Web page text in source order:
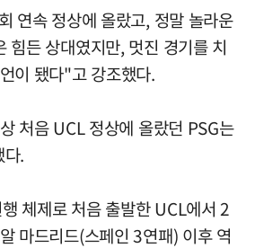
연속 정상에 올랐고, 정말 놀라운
힘든 상대였지만, 멋진 경기를 치
이 됐다"고 강조했다.
처음 UCL 정상에 올랐던 PSG는
.
체제로 처음 출발한 UCL에서 2
마드리드(스페인 3연패) 이후 역